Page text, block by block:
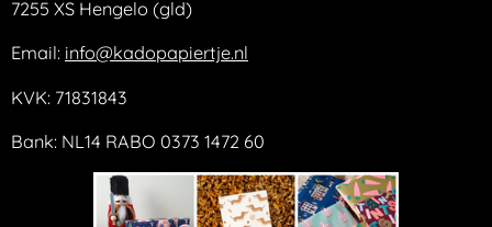
7255 XS Hengelo (gld)
Email: info@kadopapiertje.nl
KVK: 71831843
Bank: NL14 RABO 0373 1472 60